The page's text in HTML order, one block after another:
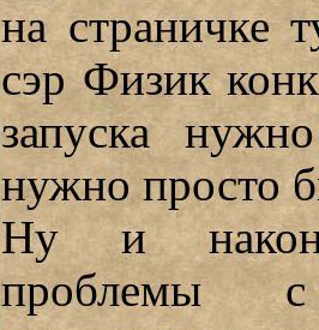
на страничке
сэр Физик
запуска
нужно просто
Ну и
проблемы